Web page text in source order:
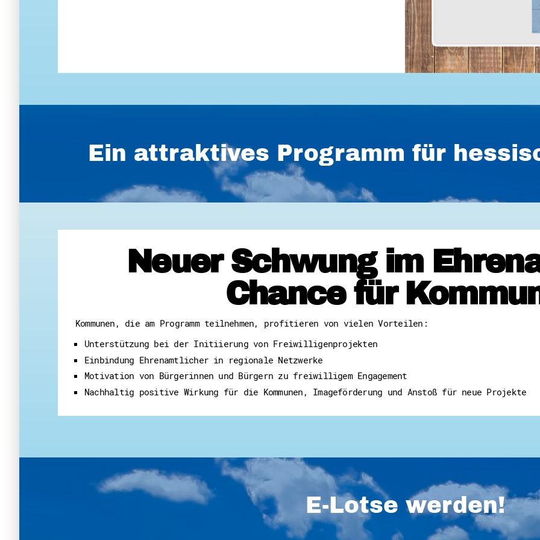
Ein attraktives Programm für
Neuer Schwung im
Chance für
Kommunen, die am Programm teilnehmen, profitieren von vielen Vorteilen:
Unterstützung bei der Initiierung von Freiwilligenprojekten
Einbindung Ehrenamtlicher in regionale Netzwerke
Motivation von Bürgerinnen und Bürgern zu freiwilligem Engagement
Nachhaltig positive Wirkung für die Kommunen, Imageförderung und Anstoß für neue Projekte
E-Lotse werden!